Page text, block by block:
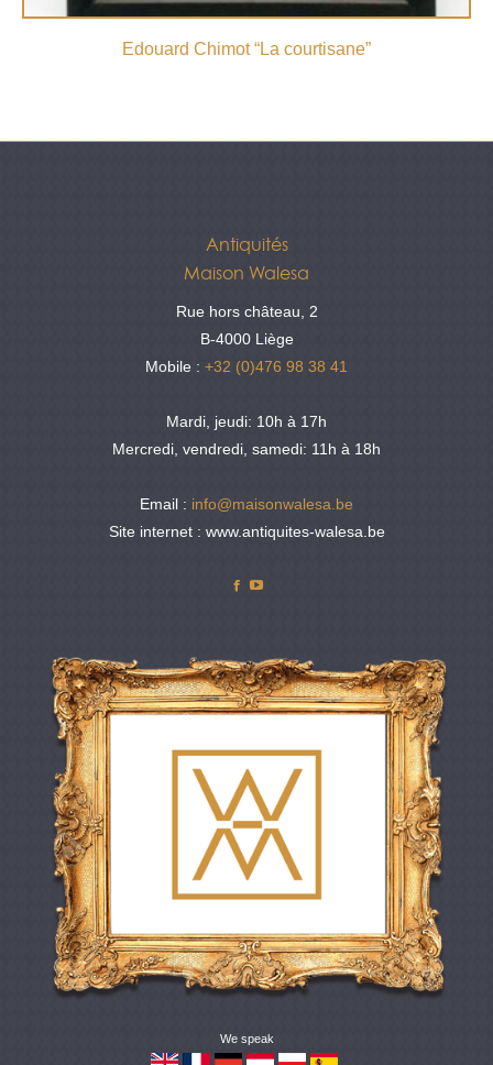
Edouard Chimot “La courtisane”
Antiquités
Maison Walesa
Rue hors château, 2
B-4000 Liège
Mobile : +32 (0)476 98 38 41
Mardi, jeudi: 10h à 17h
Mercredi, vendredi, samedi: 11h à 18h
Email : info@maisonwalesa.be
Site internet : www.antiquites-walesa.be
Facebook
We speak